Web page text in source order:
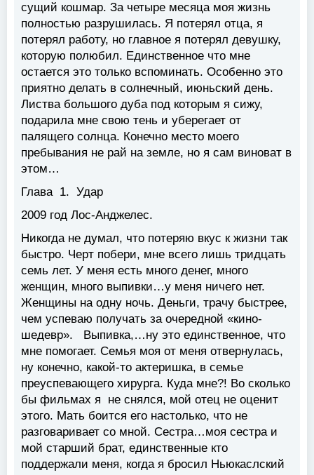
сущий кошмар. За четыре месяца моя жизнь
полностью разрушилась. Я потерял отца, я
потерял работу, но главное я потерял девушку,
которую полюбил. Единственное что мне
остается это только вспоминать. Особенно это
приятно делать в солнечный, июньский день.
Листва большого дуба под которым я сижу,
подарила мне свою тень и уберегает от
палящего солнца. Конечно место моего
пребывания не рай на земле, но я сам виноват в
этом…
Глава 1. Удар
2009 год Лос-Анджелес.
Никогда не думал, что потеряю вкус к жизни так
быстро. Черт побери, мне всего лишь тридцать
семь лет. У меня есть много денег, много
женщин, много выпивки…у меня ничего нет.
Женщины на одну ночь. Деньги, трачу быстрее,
чем успеваю получать за очередной «кино-
шедевр». Выпивка,…ну это единственное, что
мне помогает. Семья моя от меня отвернулась,
ну конечно, какой-то актеришка, в семье
преуспевающего хирурга. Куда мне?! Во сколько
бы фильмах я не снялся, мой отец не оценит
этого. Мать боится его настолько, что не
разговаривает со мной. Сестра…моя сестра и
мой старший брат, единственные кто
поддержали меня, когда я бросил Ньюкаслский